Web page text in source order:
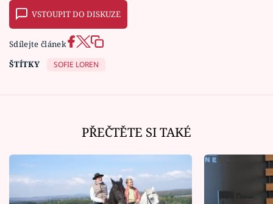
VSTOUPIT DO DISKUZE
Sdílejte článek
ŠTÍTKY
SOFIE LOREN
PŘEČTĚTE SI TAKÉ